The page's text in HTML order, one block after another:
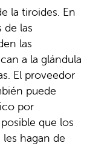
la tiroides. En
de las
las
a la glándula
El proveedor
puede
por
que los
hagan de